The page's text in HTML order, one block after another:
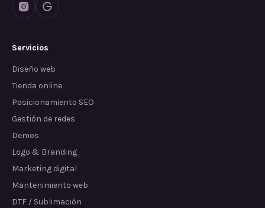
Servicios
Diseño web
Tienda online
Posicionamiento SEO
Gestión de redes
Demos
Logo & Branding
Marketing digital
Mantenimiento web
DTF / Sublimación